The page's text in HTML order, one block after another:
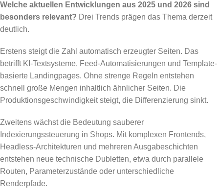
Welche aktuellen Entwicklungen aus 2025 und 2026 sind
besonders relevant? Drei Trends prägen das Thema derzeit
deutlich.
Erstens steigt die Zahl automatisch erzeugter Seiten. Das
betrifft KI-Textsysteme, Feed-Automatisierungen und Template-
basierte Landingpages. Ohne strenge Regeln entstehen
schnell große Mengen inhaltlich ähnlicher Seiten. Die
Produktionsgeschwindigkeit steigt, die Differenzierung sinkt.
Zweitens wächst die Bedeutung sauberer
Indexierungssteuerung in Shops. Mit komplexen Frontends,
Headless-Architekturen und mehreren Ausgabeschichten
entstehen neue technische Dubletten, etwa durch parallele
Routen, Parameterzustände oder unterschiedliche
Renderpfade.